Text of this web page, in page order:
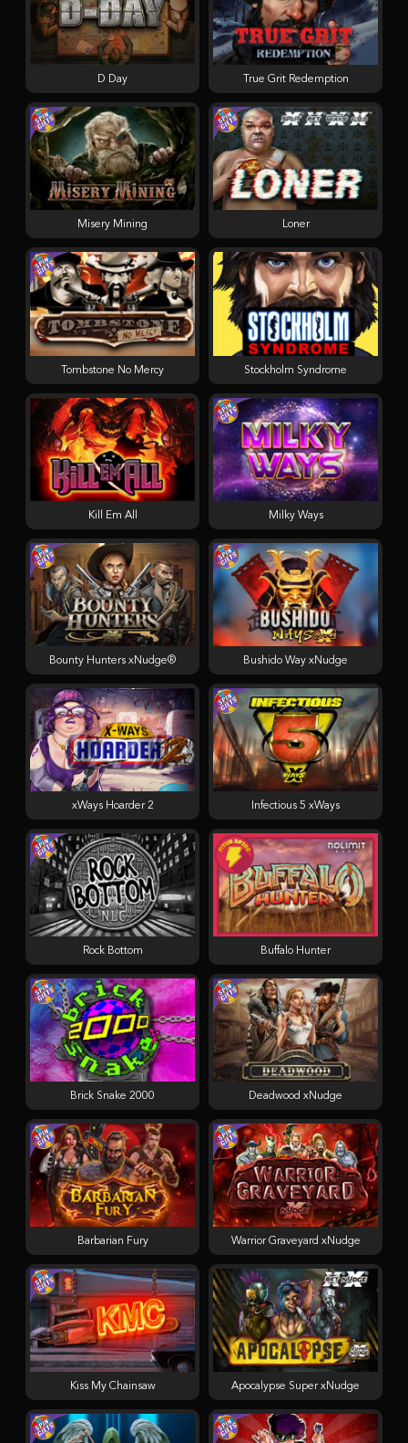
Kill Em All
Stockholm Syndrome
Apocalypse Super xNudge
Loner
Tombstone No Mercy
Kiss My Chainsaw
Rock Bottom
xWays Hoarder 2
Bounty Hunters xNudge®
Brick Snake 2000
Warrior Graveyard xNudge
Barbarian Fury
Deadwood xNudge
Buffalo Hunter
Milky Ways
Infectious 5 xWays
Misery Mining
True Grit Redemption
Bushido Way xNudge
D Day